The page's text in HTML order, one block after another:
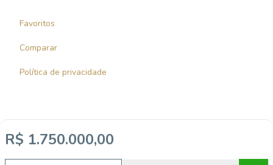
R$ 1.750.000,00
Favoritos
Comparar
Política de privacidade
Imobiliária Certificada:
Selo de Tecnologia Loft